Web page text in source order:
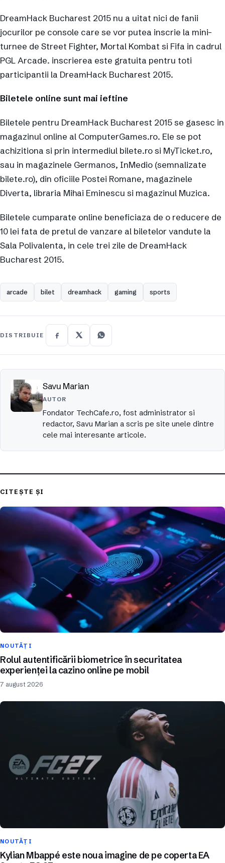
DreamHack Bucharest 2015 nu a uitat nici de fanii
jocurilor pe console care se vor putea inscrie la mini-
turnee de Street Fighter, Mortal Kombat si Fifa in cadrul
PGL Arcade. inscrierea este gratuita pentru toti
participantii la DreamHack Bucharest 2015.
Biletele online sunt mai ieftine
Biletele pentru DreamHack Bucharest 2015 se gasesc in
magazinul online al ComputerGames.ro. Ele se pot
achizitiona si prin intermediul bilete.ro si MyTicket.ro,
sau in magazinele Germanos, InMedio (semnalizate
bilete.ro), din oficiile Postei Romane, magazinele
Diverta, libraria Mihai Eminescu si magazinul Muzica.
Biletele cumparate online beneficiaza de o reducere de
10 lei fata de pretul de vanzare al biletelor vandute la
Sala Polivalenta, in cele trei zile de DreamHack
Bucharest 2015.
arcade bilet dreamhack gaming sports
DISTRIBUIE
Savu Marian
AUTOR
Fondator TechCafe.ro, fost administrator si
redactor, Savu Marian a scris pe site unele dintre
cele mai interesante articole.
CITEȘTE ȘI
NOUTĂȚI
Rolul autentificării biometrice în securitatea
experienței la cazino online pe mobil
7 august 2026
NOUTĂȚI
Kylian Mbappé este noua imagine de pe coperta EA